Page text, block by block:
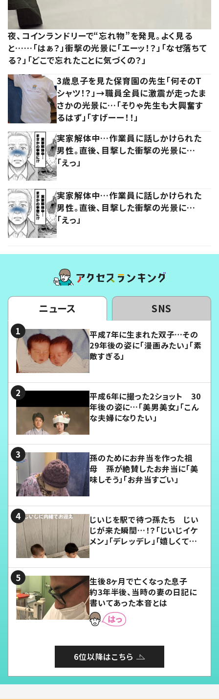
夜、コインランドリーで“忘れ物”を発見。よく見る
と……「はぁ？」衝撃の光景に「エーッ！？」「なぜ落ちて
る？」「どこで忘れたことに気づくの？」
3歳息子を見た保育園の先生「何そのT
シャツ！？」→職員全員に激震が走ったま
さかの光景に…「そりゃ先生も大興奮す
るはず」「すげーー！！」
実家解体中…作業員に話しかけられた
男性。直後、目撃した衝撃の光景に…
「えっ」
実家解体中…作業員に話しかけられた
男性。直後、目撃した衝撃の光景に…
「えっ」
ニュース SNS
平成7年に生まれた双子…その
29年後の姿に「漫画みたい」「素
敵すぎる」
平成6年に撮った2ショット 30
年後の姿に…「美男美女」「こん
な夫婦になりたい」
孫のためにお弁当を作った祖
母 孫が絶賛したお弁当に「美
味しそう」「お弁当すごい」
じいじを駅で待つ孫たち じい
じが来た瞬間…！？「じいじイケ
メン」「デレッデレ」「嬉しくて可
生後8ヶ月で亡くなった息子
約3年半後、当時の妻の日記に
書いてあった本音とは
6位以降はこちら